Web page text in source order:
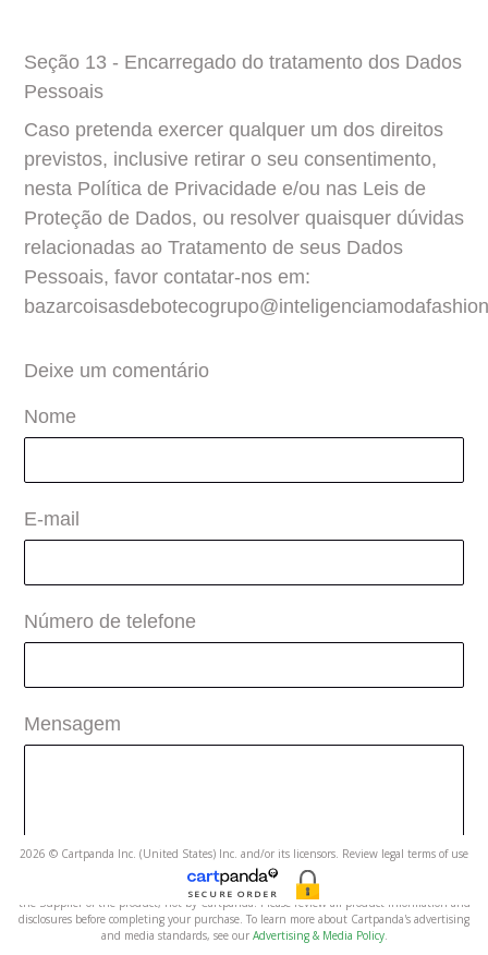
Seção 13 - Encarregado do tratamento dos Dados
Pessoais
Caso pretenda exercer qualquer um dos direitos
previstos, inclusive retirar o seu consentimento,
nesta Política de Privacidade e/ou nas Leis de
Proteção de Dados, ou resolver quaisquer dúvidas
relacionadas ao Tratamento de seus Dados
Deixe um comentário
Nome
E-mail
Número de telefone
Mensagem
SECURE ORDER
2026 © Cartpanda Inc. (United States) Inc. and/or its licensors. Review legal terms of use
and privacy policyhere. Contact us
Advertising, product claims, and promotional materials related to this order are created by
the Supplier of the product, not by Cartpanda. Please review all product information and
disclosures before completing your purchase. To learn more about Cartpanda's advertising
and media standards, see our Advertising & Media Policy.